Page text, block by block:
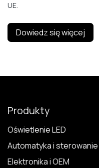
UE.
Dowiedz się więcej
Produkty
Oświetlenie LED
Automatyka i sterowanie
Elektronika i OEM